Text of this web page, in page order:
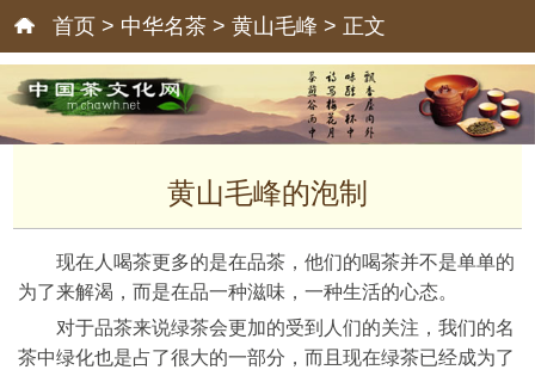
首页 > 中华名茶 > 黄山毛峰 > 正文
黄山毛峰的泡制
现在人喝茶更多的是在品茶，他们的喝茶并不是单单的
为了来解渴，而是在品一种滋味，一种生活的心态。
对于品茶来说绿茶会更加的受到人们的关注，我们的名
茶中绿化也是占了很大的一部分，而且现在绿茶已经成为了